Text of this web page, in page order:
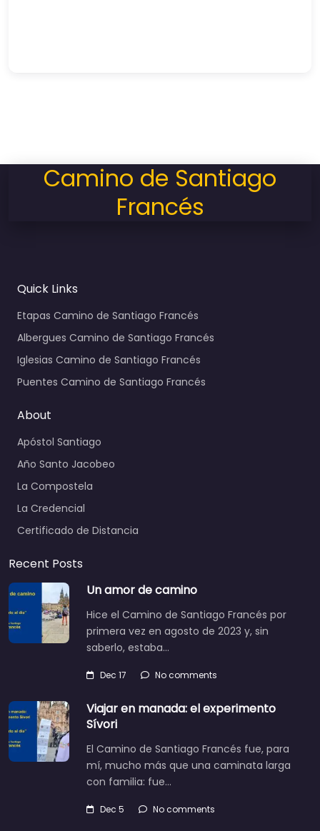
Camino de Santiago
Francés
Quick Links
Etapas Camino de Santiago Francés
Albergues Camino de Santiago Francés
Iglesias Camino de Santiago Francés
Puentes Camino de Santiago Francés
About
Apóstol Santiago
Año Santo Jacobeo
La Compostela
La Credencial
Certificado de Distancia
Recent Posts
Un amor de camino
Hice el Camino de Santiago Francés por
primera vez en agosto de 2023 y, sin
saberlo, estaba…
Dec 17 No comments
Viajar en manada: el experimento
Sívori
El Camino de Santiago Francés fue, para
mí, mucho más que una caminata larga
con familia: fue…
Dec 5 No comments